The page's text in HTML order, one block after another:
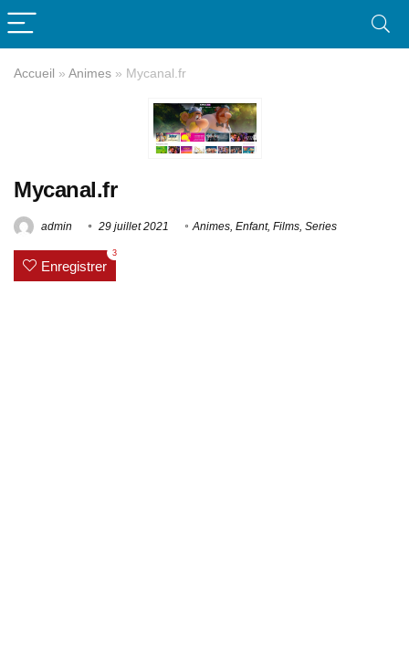
Accueil » Animes » Mycanal.fr
Mycanal.fr
admin 29 juillet 2021 Animes Enfant, Films Series
Enregistrer
3